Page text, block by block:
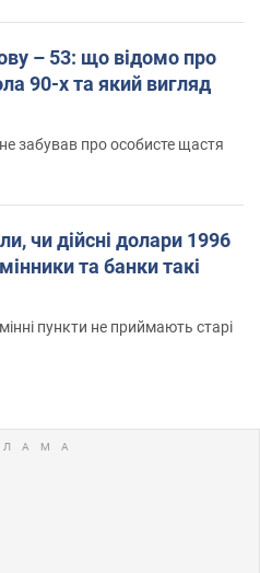
– 53: що відомо про
90-х та який вигляд
забував про особисте щастя
чи дійсні долари 1996
та банки такі
пункти не приймають старі